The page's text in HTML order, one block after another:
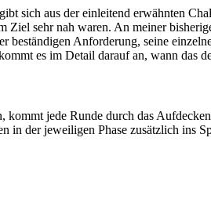
sich aus der einleitend erwähnten
sehr nah waren. An meiner
Anforderung, seine
es im Detail darauf an, wann das
jede Runde durch das
in der jeweiligen Phase zusätzlich ins